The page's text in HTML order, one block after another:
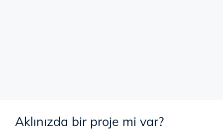
Aklınızda bir proje mi var?